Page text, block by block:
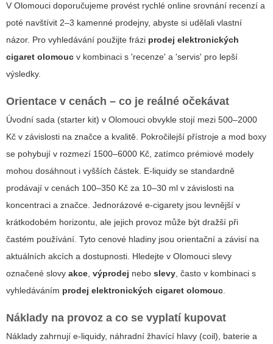
V Olomouci doporučujeme provést rychlé online srovnání recenzí a
poté navštívit 2–3 kamenné prodejny, abyste si udělali vlastní
názor. Pro vyhledávání použijte frázi prodej elektronických
cigaret olomouc v kombinaci s 'recenze' a 'servis' pro lepší
výsledky.
Orientace v cenách – co je reálné očekávat
Úvodní sada (starter kit) v Olomouci obvykle stojí mezi 500–2000
Kč v závislosti na značce a kvalitě. Pokročilejší přístroje a mod boxy
se pohybují v rozmezí 1500–6000 Kč, zatímco prémiové modely
mohou dosáhnout i vyšších částek. E-liquidy se standardně
prodávají v cenách 100–350 Kč za 10–30 ml v závislosti na
koncentraci a značce. Jednorázové e-cigarety jsou levnější v
krátkodobém horizontu, ale jejich provoz může být dražší při
častém používání. Tyto cenové hladiny jsou orientační a závisí na
aktuálních akcích a dostupnosti. Hledejte v Olomouci slevy
označené slovy akce, výprodej nebo slevy, často v kombinaci s
vyhledáváním prodej elektronických cigaret olomouc.
Náklady na provoz a co se vyplatí kupovat
Náklady zahrnují e-liquidy, náhradní žhavící hlavy (coil), baterie a